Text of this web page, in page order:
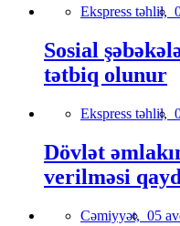
Ekspress təhlil,
Sosial
tətbiq olunur
Ekspress təhlil,
Dövlət
verilməsi
Cəmiyyət, 05